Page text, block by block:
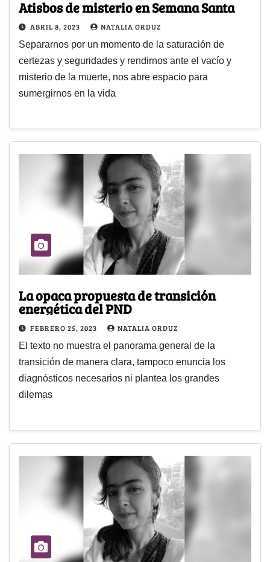
Atisbos de misterio en Semana Santa
ABRIL 8, 2023 NATALIA ORDUZ
Separarnos por un momento de la saturación de
certezas y seguridades y rendirnos ante el vacío y
misterio de la muerte, nos abre espacio para
sumergirnos en la vida
La opaca propuesta de transición
energética del PND
FEBRERO 25, 2023 NATALIA ORDUZ
El texto no muestra el panorama general de la
transición de manera clara, tampoco enuncia los
diagnósticos necesarios ni plantea los grandes
dilemas